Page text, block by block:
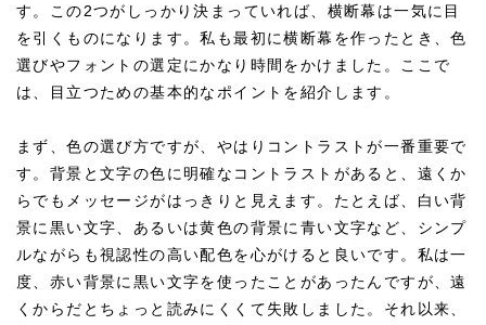
す。この2つがしっかり決まっていれば、横断幕は一気に目
を引くものになります。私も最初に横断幕を作ったとき、色
選びやフォントの選定にかなり時間をかけました。ここで
は、目立つための基本的なポイントを紹介します。
まず、色の選び方ですが、やはりコントラストが一番重要で
す。背景と文字の色に明確なコントラストがあると、遠くか
らでもメッセージがはっきりと見えます。たとえば、白い背
景に黒い文字、あるいは黄色の背景に青い文字など、シンプ
ルながらも視認性の高い配色を心がけると良いです。私は一
度、赤い背景に黒い文字を使ったことがあったんですが、遠
くからだとちょっと読みにくくて失敗しました。それ以来、